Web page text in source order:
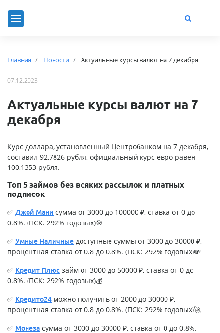
Главная Новости Актуальные курсы валют на 7 декабря
07.12.2023
Актуальные курсы валют на 7
декабря
Курс доллара, установленный Центробанком на 7 декабря,
составил 92,7826 рубля, официальный курс евро равен
100,1353 рубля.
Топ 5 займов без всяких рассылок и платных
подписок
✅ Джой Мани сумма от 3000 до 100000 ₽, ставка от 0 до
0.8%. (ПСК: 292% годовых)🎯
✅ Умные Наличные доступные суммы от 3000 до 30000 ₽,
процентная ставка от 0.8 до 0.8%. (ПСК: 292% годовых)💸
✅ Кредит Плюс займ от 3000 до 50000 ₽, ставка от 0 до
0.8%. (ПСК: 292% годовых)💰
✅ Кредито24 можно получить от 2000 до 30000 ₽,
процентная ставка от 0.8 до 0.8%. (ПСК: 292% годовых)🚀
✅ Монеза сумма от 3000 до 30000 ₽, ставка от 0 до 0.8%.